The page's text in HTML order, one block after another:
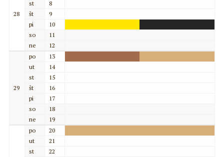
28
st
8
št
9
pi
10
so
11
ne
12
29
po
13
ut
14
st
15
št
16
pi
17
so
18
ne
19
po
20
ut
21
st
22